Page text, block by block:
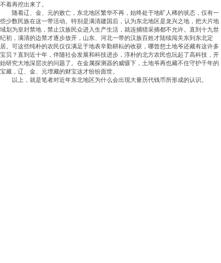
不着再挖出来了。
随着辽、金、元的败亡，东北地区繁华不再，始终处于地旷人稀的状态，仅有一
些少数民族在这一带活动。特别是满清建国后，认为东北地区是龙兴之地，把大片地
域划为皇封禁地，禁止汉族民众进入生产生活，就连捕猎采摘都不允许。直到十九世
纪初，满清的边禁才逐步放开，山东、河北一带的汉族百姓才陆续闯关东到东北定
居。可这些纯朴的农民仅仅满足于地表辛勤耕耘的收获，哪曾想土地爷还藏有这许多
宝贝？直到近十年，伴随社会发展和科技进步，淳朴的北方农民也玩起了高科技，开
始研究大地深层次的问题了。在金属探测器的威慑下，土地爷再也藏不住守护千年的
宝藏，辽、金、元埋藏的财宝这才纷纷面世。
以上，就是笔者对近年东北地区为什么会出现大量历代钱币所形成的认识。